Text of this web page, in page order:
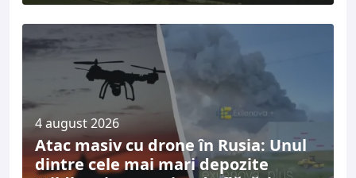
4 august 2026
Atac masiv cu drone în Rusia: Unul
dintre cele mai mari depozite